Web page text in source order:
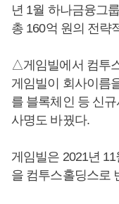
년 1월 하나금융그
총 160억 원의 전략
△게임빌에서 컴투
게임빌이 회사이름
를 블록체인 등 신
사명도 바꿨다.
게임빌은 2021년
을 컴투스홀딩스로